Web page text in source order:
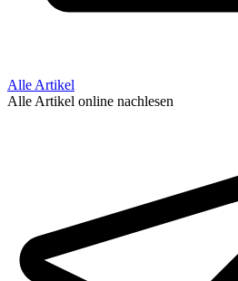
Alle Artikel
Alle Artikel online nachlesen